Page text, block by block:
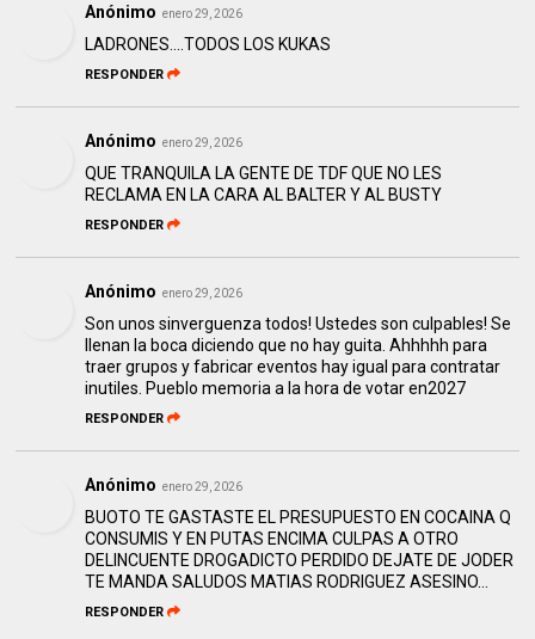
Anónimo enero 29, 2026
LADRONES….TODOS LOS KUKAS
RESPONDER
Anónimo enero 29, 2026
QUE TRANQUILA LA GENTE DE TDF QUE NO LES
RECLAMA EN LA CARA AL BALTER Y AL BUSTY
RESPONDER
Anónimo enero 29, 2026
Son unos sinverguenza todos! Ustedes son culpables! Se
llenan la boca diciendo que no hay guita. Ahhhhh para
traer grupos y fabricar eventos hay igual para contratar
inutiles. Pueblo memoria a la hora de votar en2027
RESPONDER
Anónimo enero 29, 2026
BUOTO TE GASTASTE EL PRESUPUESTO EN COCAINA Q
CONSUMIS Y EN PUTAS ENCIMA CULPAS A OTRO
DELINCUENTE DROGADICTO PERDIDO DEJATE DE JODER
TE MANDA SALUDOS MATIAS RODRIGUEZ ASESINO...
RESPONDER